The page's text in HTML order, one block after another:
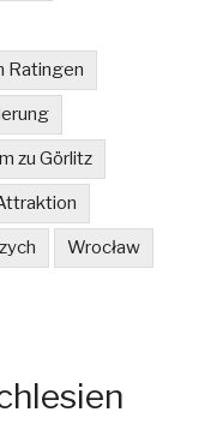
Ratingen
zu Görlitz
Wrocław